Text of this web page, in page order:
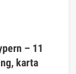
– 11
karta